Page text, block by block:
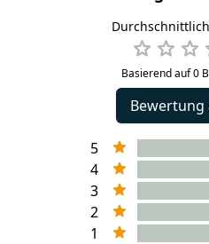
Basierend auf 0
Bewertung
5
4
3
2
1